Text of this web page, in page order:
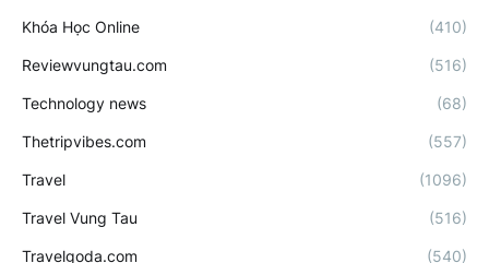
Khóa Học Online (410)
Reviewvungtau.com (516)
Technology news (68)
Thetripvibes.com (557)
Travel (1096)
Travel Vung Tau (516)
Travelgoda.com (540)